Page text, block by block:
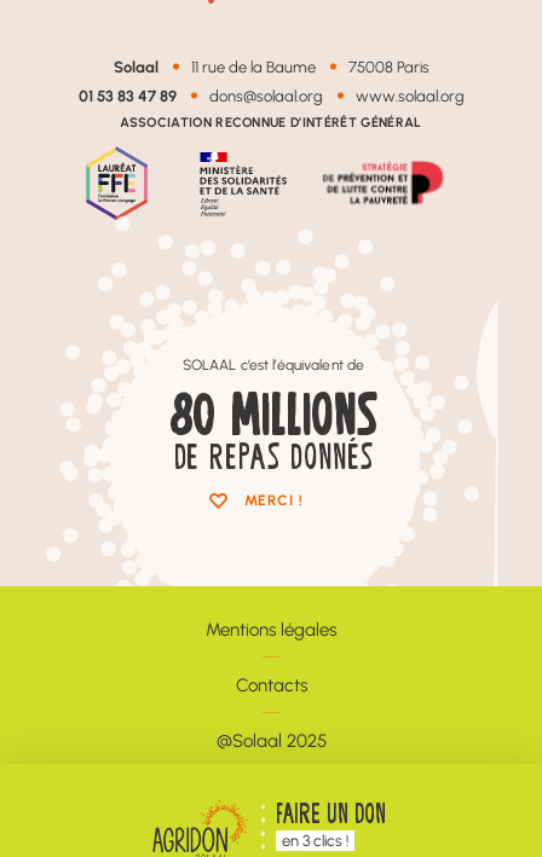
FAIRE UN DON
en 3 clics !
SOLAAL c’est l’équivalent de
80 MILLIONS
DE REPAS DONNÉS
MERCI !
Solaal 11 rue de la Baume 75008 Paris
01 53 83 47 89 dons@solaal.org www.solaal.org
ASSOCIATION RECONNUE D’INTÉRÊT GÉNÉRAL
Mentions légales
Contacts
@Solaal 2025